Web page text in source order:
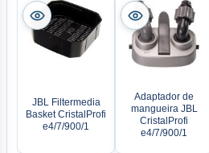
JBL Filtermedia
Basket CristalProfi
e4/7/900/1
Adaptador de
mangueira JBL
CristalProfi
e4/7/900/1